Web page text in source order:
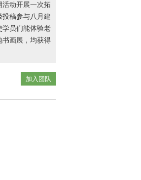
动开展一次拓
稿参与八月建
学员们能体验老
书画展，均获得
加入团队